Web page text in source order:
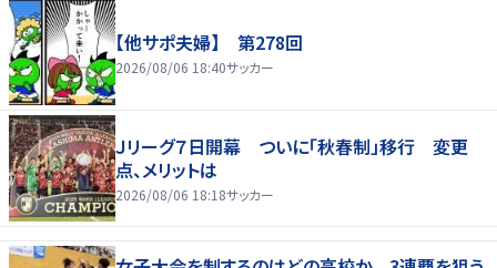
【他サポ夫婦】 第278回
2026/08/06 18:40サッカー
Ｊリーグ７日開幕 ついに「秋春制」移行 変更
点、メリットは
2026/08/06 18:18サッカー